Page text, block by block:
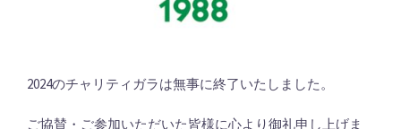
2024のチャリティガラは無事に終了いたしました。
ご協賛・ご参加いただいた皆様に心より御礼申し上げま